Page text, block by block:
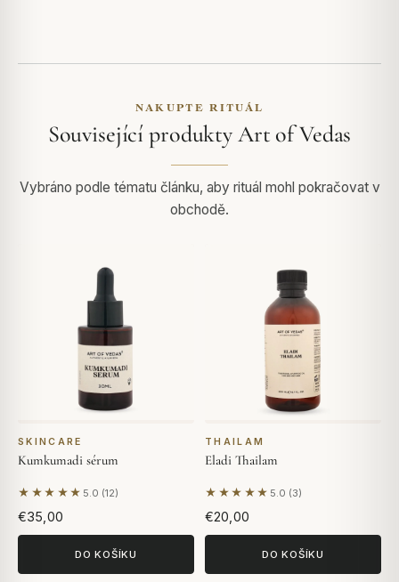
NAKUPTE RITUÁL
Související produkty Art of Vedas
Vybráno podle tématu článku, aby rituál mohl pokračovat v
obchodě.
SKINCARE
Kumkumadi sérum
★★★★★ 5.0 (12)
Na základě 12 hodnocení
€35,00
DO KOŠÍKU
THAILAM
Eladi Thailam
★★★★★ 5.0 (3)
Na základě 3 hodnocení
€20,00
DO KOŠÍKU